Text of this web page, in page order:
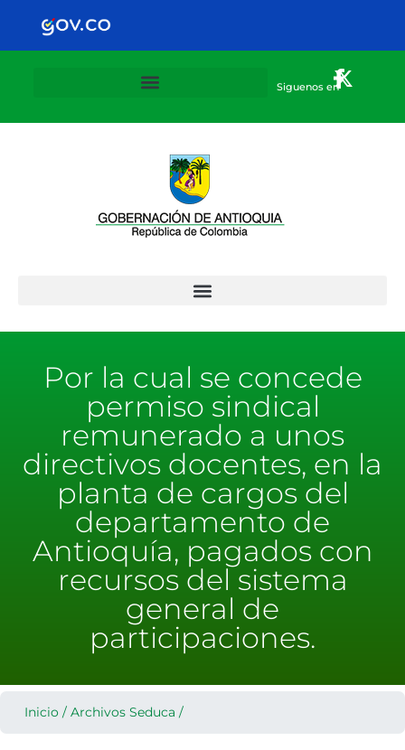
Siguenos en
Por la cual se concede
permiso sindical
remunerado a unos
directivos docentes, en la
planta de cargos del
departamento de
Antioquía, pagados con
recursos del sistema
general de
participaciones.
Inicio / Archivos Seduca /